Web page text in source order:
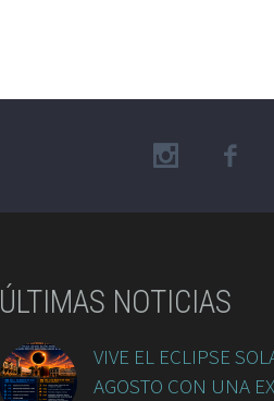
ÚLTIMAS NOTICIAS
VIVE EL ECLIPSE
AGOSTO CON UNA